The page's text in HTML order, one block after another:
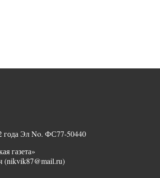
года Эл No. ФС77-50440
газета»
(nikvik87@mail.ru)